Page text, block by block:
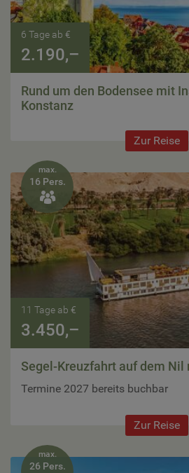
6 Tage ab €
2.190,–
Rund um den Bodensee mit
Konstanz
Zur Reise
max.
16 Pers.

11 Tage ab €
3.450,–
Segel-Kreuzfahrt auf dem Nil
Termine 2027 bereits buchbar
Zur Reise
max.
26 Pers.